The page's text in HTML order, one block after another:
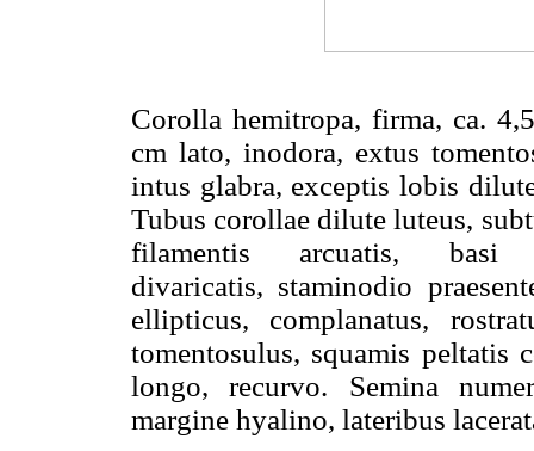
Corolla hemitropa, firma, ca.
cm lato, inodora, extus
intus glabra, exceptis lobis
Tubus corollae dilute luteus,
filamentis arcuatis, basi
divaricatis, staminodio
ellipticus, complanatus,
tomentosulus, squamis peltatis
longo, recurvo. Semina
margine hyalino, lateribus